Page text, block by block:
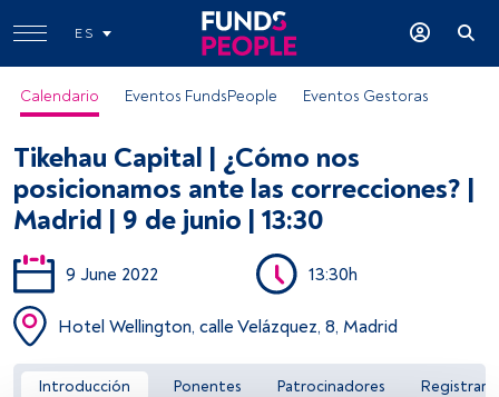
ES
Calendario Eventos FundsPeople Eventos Gestoras
Acceder a FundsPeople
Tikehau Capital | ¿Cómo nos
posicionamos ante las correcciones? |
Madrid | 9 de junio | 13:30
9 June 2022 13:30h
Hotel Wellington, calle Velázquez, 8, Madrid
Introducción Ponentes Patrocinadores